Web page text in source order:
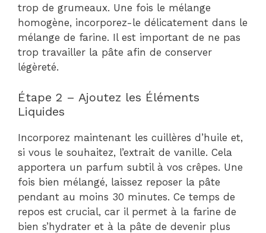
trop de grumeaux. Une fois le mélange
homogène, incorporez-le délicatement dans le
mélange de farine. Il est important de ne pas
trop travailler la pâte afin de conserver
légèreté.
Étape 2 – Ajoutez les Éléments
Liquides
Incorporez maintenant les cuillères d’huile et,
si vous le souhaitez, l’extrait de vanille. Cela
apportera un parfum subtil à vos crêpes. Une
fois bien mélangé, laissez reposer la pâte
pendant au moins 30 minutes. Ce temps de
repos est crucial, car il permet à la farine de
bien s’hydrater et à la pâte de devenir plus